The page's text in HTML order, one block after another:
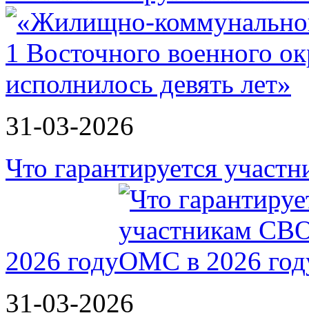
31-03-2026
Что гарантируется
2026 году
31-03-2026